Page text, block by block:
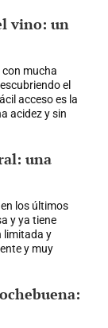
vino: un
mucha
el
acceso es la
acidez y sin
una
los últimos
y ya tiene
limitada y
y muy